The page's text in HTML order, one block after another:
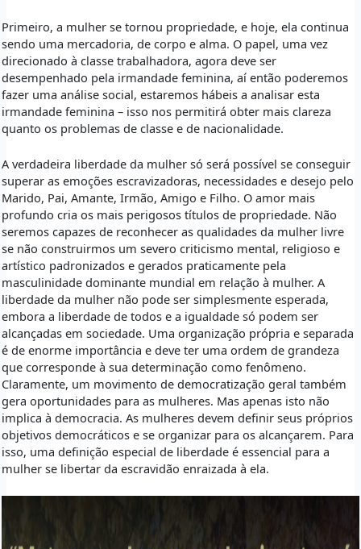
Primeiro, a mulher se tornou propriedade, e hoje, ela continua
sendo uma mercadoria, de corpo e alma. O papel, uma vez
direcionado à classe trabalhadora, agora deve ser
desempenhado pela irmandade feminina, aí então poderemos
fazer uma análise social, estaremos hábeis a analisar esta
irmandade feminina – isso nos permitirá obter mais clareza
quanto os problemas de classe e de nacionalidade.
A verdadeira liberdade da mulher só será possível se conseguir
superar as emoções escravizadoras, necessidades e desejo pelo
Marido, Pai, Amante, Irmão, Amigo e Filho. O amor mais
profundo cria os mais perigosos títulos de propriedade. Não
seremos capazes de reconhecer as qualidades da mulher livre
se não construirmos um severo criticismo mental, religioso e
artístico padronizados e gerados praticamente pela
masculinidade dominante mundial em relação à mulher. A
liberdade da mulher não pode ser simplesmente esperada,
embora a liberdade de todos e a igualdade só podem ser
alcançadas em sociedade. Uma organização própria e separada
é de enorme importância e deve ter uma ordem de grandeza
que corresponde à sua determinação como fenômeno.
Claramente, um movimento de democratização geral também
gera oportunidades para as mulheres. Mas apenas isto não
implica à democracia. As mulheres devem definir seus próprios
objetivos democráticos e se organizar para os alcançarem. Para
isso, uma definição especial de liberdade é essencial para a
mulher se libertar da escravidão enraizada à ela.